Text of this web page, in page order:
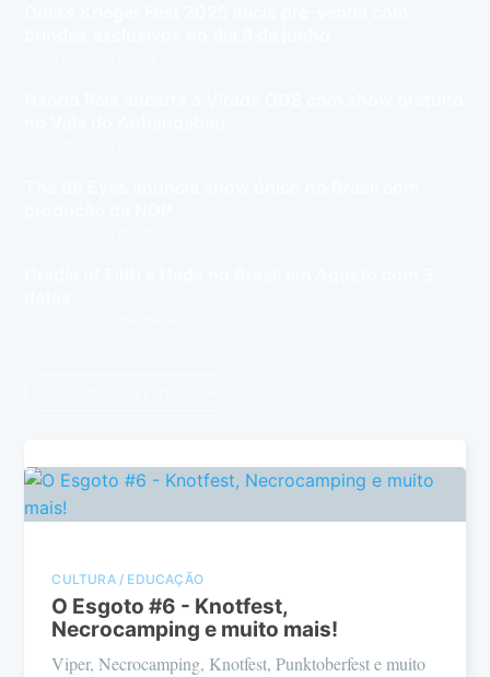
CULTURA / EDUCAÇÃO
O Esgoto #6 - Knotfest,
Necrocamping e muito mais!
Viper, Necrocamping, Knotfest, Punktoberfest e muito